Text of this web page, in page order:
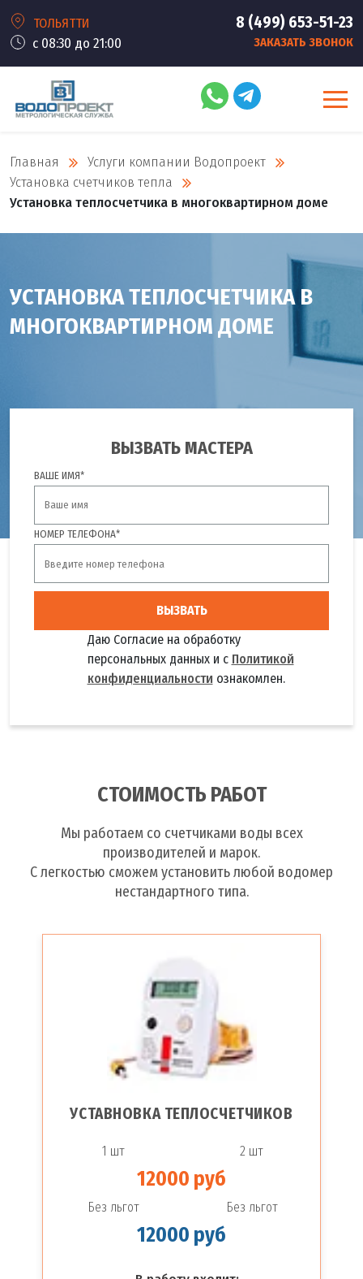
ТОЛЬЯТТИ
с 08:30 до 21:00
8 (499) 653-51-23
ЗАКАЗАТЬ ЗВОНОК
Главная
Услуги компании Водопроект
Установка счетчиков тепла
Установка теплосчетчика в многоквартирном доме
УСТАНОВКА ТЕПЛОСЧЕТЧИКА В
МНОГОКВАРТИРНОМ ДОМЕ
ВЫЗВАТЬ МАСТЕРА
ВАШЕ ИМЯ*
НОМЕР ТЕЛЕФОНА*
ВЫЗВАТЬ
Даю Согласие на обработку
персональных данных и с Политикой
конфиденциальности ознакомлен.
СТОИМОСТЬ РАБОТ
Мы работаем со счетчиками воды всех
производителей и марок.
С легкостью сможем установить любой водомер
нестандартного типа.
УСТАВНОВКА ТЕПЛОСЧЕТЧИКОВ
1 шт 2 шт
12000 руб
Без льгот Без льгот
12000 руб